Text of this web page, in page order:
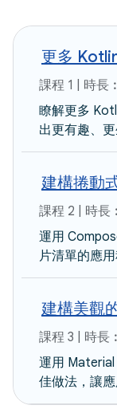
更多
課程 1 | 時長
瞭解更多
出更有趣、
建構捲動
課程 2 | 時長
運用
片清單的應用
建構美觀
課程 3 | 時長
運用
佳做法，讓應